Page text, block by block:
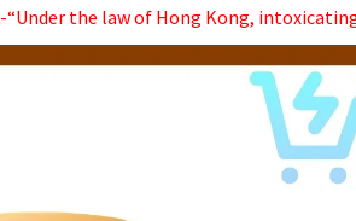
-“Under the law of Hong Kong,